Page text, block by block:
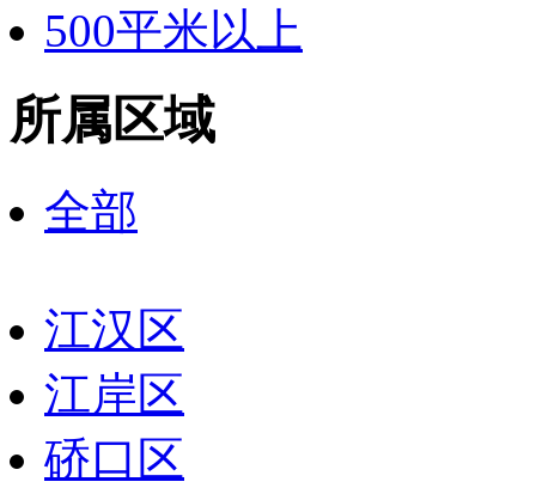
500平米以上
所属区域
全部
江汉区
江岸区
硚口区